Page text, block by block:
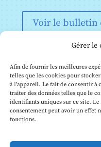
Gérer le
Afin de fournir les meilleures
telles que les cookies pour
à l'appareil. Le fait de consentir à
traiter des données telles que le
identifiants uniques sur ce site.
consentement peut avoir un effet
fonctions.
fournisseurs de
fournisseurs en aval
Annexe XIII : Critères
visés à l'article 51
Voir le
© Institut Future of Life,